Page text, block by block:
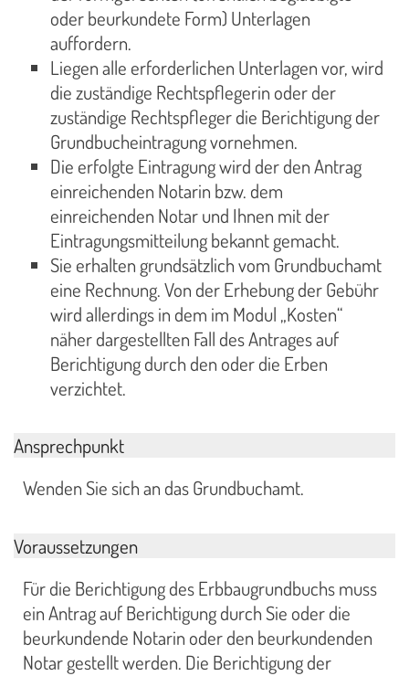
oder beurkundete Form) Unterlagen
auffordern.
Liegen alle erforderlichen Unterlagen vor, wird
die zuständige Rechtspflegerin oder der
zuständige Rechtspfleger die Berichtigung der
Grundbucheintragung vornehmen.
Die erfolgte Eintragung wird der den Antrag
einreichenden Notarin bzw. dem
einreichenden Notar und Ihnen mit der
Eintragungsmitteilung bekannt gemacht.
Sie erhalten grundsätzlich vom Grundbuchamt
eine Rechnung. Von der Erhebung der Gebühr
wird allerdings in dem im Modul „Kosten“
näher dargestellten Fall des Antrages auf
Berichtigung durch den oder die Erben
verzichtet.
Ansprechpunkt
Wenden Sie sich an das Grundbuchamt.
Voraussetzungen
Für die Berichtigung des Erbbaugrundbuchs muss
ein Antrag auf Berichtigung durch Sie oder die
beurkundende Notarin oder den beurkundenden
Notar gestellt werden. Die Berichtigung der